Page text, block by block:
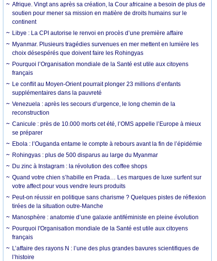
Afrique. Vingt ans après sa création, la Cour africaine a besoin de plus de
soutien pour mener sa mission en matière de droits humains sur le
continent
Libye : La CPI autorise le renvoi en procès d’une première affaire
Myanmar. Plusieurs tragédies survenues en mer mettent en lumière les
choix désespérés que doivent faire les Rohingyas
Pourquoi l’Organisation mondiale de la Santé est utile aux citoyens
français
Le conflit au Moyen-Orient pourrait plonger 23 millions d’enfants
supplémentaires dans la pauvreté
Venezuela : après les secours d’urgence, le long chemin de la
reconstruction
Canicule : près de 10.000 morts cet été, l’OMS appelle l’Europe à mieux
se préparer
Ebola : l’Ouganda entame le compte à rebours avant la fin de l’épidémie
Rohingyas : plus de 500 disparus au large du Myanmar
Du zinc à Instagram : la révolution des coffee shops
Quand votre chien s’habille en Prada… Les marques de luxe surfent sur
votre affect pour vous vendre leurs produits
Peut-on réussir en politique sans charisme ? Quelques pistes de réflexion
tirées de la situation outre-Manche
Manosphère : anatomie d’une galaxie antiféministe en pleine évolution
Pourquoi l'Organisation mondiale de la Santé est utile aux citoyens
français
L’affaire des rayons N : l’une des plus grandes bavures scientifiques de
l’histoire